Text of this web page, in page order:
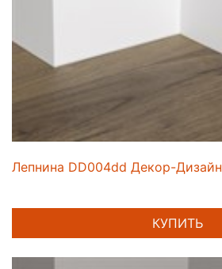
Лепнина DD004dd Декор-Дизайн
КУПИТЬ